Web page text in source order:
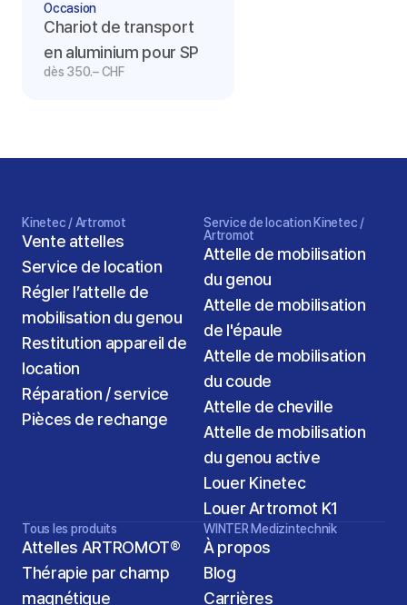
Occasion
Chariot de transport
en aluminium pour SP
dès 350.– CHF
Kinetec / Artromot
Vente attelles
Service de location
Régler l’attelle de
mobilisation du genou
Restitution appareil de
location
Réparation / service
Pièces de rechange
Service de location Kinetec /
Artromot
Attelle de mobilisation
du genou
Attelle de mobilisation
de l'épaule
Attelle de mobilisation
du coude
Attelle de cheville
Attelle de mobilisation
du genou active
Louer Kinetec
Louer Artromot K1
Tous les produits
Attelles ARTROMOT®
Thérapie par champ
magnétique
WINTER Medizintechnik
À propos
Blog
Carrières